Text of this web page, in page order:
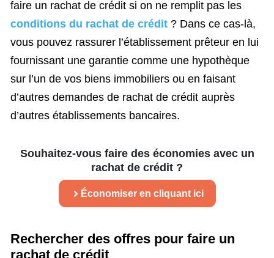
faire un rachat de crédit si on ne remplit pas les
conditions du rachat de crédit ? Dans ce cas-là,
vous pouvez rassurer l’établissement prêteur en lui
fournissant une garantie comme une hypothèque
sur l’un de vos biens immobiliers ou en faisant
d’autres demandes de rachat de crédit auprès
d’autres établissements bancaires.
Souhaitez-vous faire des économies avec un
rachat de crédit ?
Économiser en cliquant ici
Rechercher des offres pour faire un
rachat de crédit